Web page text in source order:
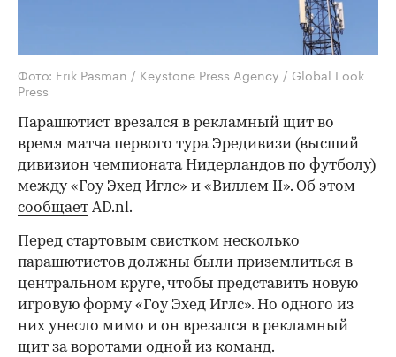
Фото: Erik Pasman / Keystone Press Agency / Global Look
Press
Парашютист врезался в рекламный щит во
время матча первого тура Эредивизи (высший
дивизион чемпионата Нидерландов по футболу)
между «Гоу Эхед Иглс» и «Виллем II». Об этом
сообщает AD.nl.
Перед стартовым свистком несколько
парашютистов должны были приземлиться в
центральном круге, чтобы представить новую
игровую форму «Гоу Эхед Иглс». Но одного из
них унесло мимо и он врезался в рекламный
щит за воротами одной из команд.